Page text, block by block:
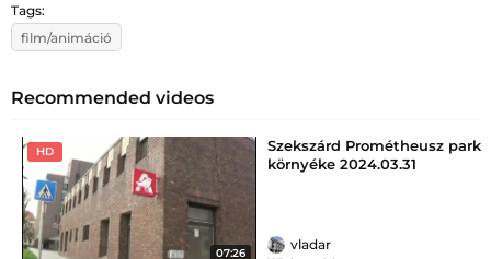
Tags:
film/animáció
Recommended videos
HD
07:26
Szekszárd Prométheusz park
környéke 2024.03.31
vladar